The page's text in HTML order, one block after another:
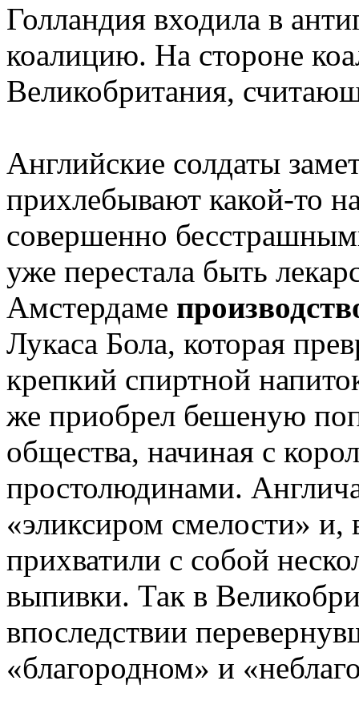
Голландия входила в
коалицию. На стороне
Великобритания,
Английские солдаты
прихлебывают какой-то
совершенно
уже перестала быть
Амстердаме
Лукаса Бола, которая
крепкий спиртной
же приобрел бешеную
общества, начиная с
простолюдинами.
«эликсиром смелости» и,
прихватили с собой
выпивки. Так в
впоследствии
«благородном» и